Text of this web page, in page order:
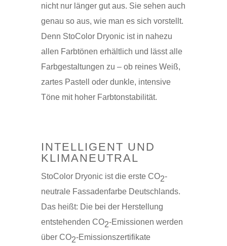
nicht nur länger gut aus. Sie sehen auch
genau so aus, wie man es sich vorstellt.
Denn StoColor Dryonic ist in nahezu
allen Farbtönen erhältlich und lässt alle
Farbgestaltungen zu – ob reines Weiß,
zartes Pastell oder dunkle, intensive
Töne mit hoher Farbtonstabilität.
INTELLIGENT UND
KLIMANEUTRAL
StoColor Dryonic ist die erste CO2-
neutrale Fassadenfarbe Deutschlands.
Das heißt: Die bei der Herstellung
entstehenden CO2-Emissionen werden
über CO2-Emissionszertifikate